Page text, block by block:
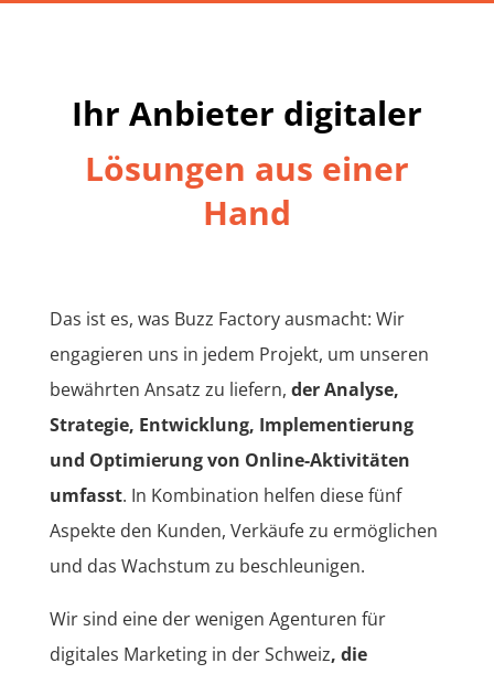
Ihr Anbieter digitaler
Lösungen aus einer
Hand
Das ist es, was Buzz Factory ausmacht: Wir
engagieren uns in jedem Projekt, um unseren
bewährten Ansatz zu liefern, der Analyse,
Strategie, Entwicklung, Implementierung
und Optimierung von Online-Aktivitäten
umfasst. In Kombination helfen diese fünf
Aspekte den Kunden, Verkäufe zu ermöglichen
und das Wachstum zu beschleunigen.
Wir sind eine der wenigen Agenturen für
digitales Marketing in der Schweiz, die